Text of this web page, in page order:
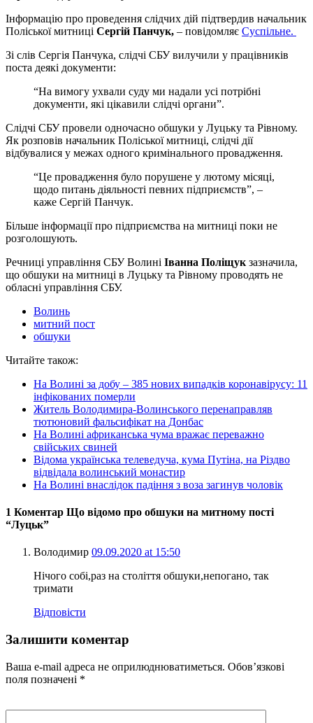
Інформацію про проведення слідчих дій підтвердив начальник
Поліської митниці Сергій Панчук, – повідомляє Суспільне.
Зі слів Сергія Панчука, слідчі СБУ вилучили у працівників
поста деякі документи:
“На вимогу ухвали суду ми надали усі потрібні
документи, які цікавили слідчі органи”.
Слідчі СБУ провели одночасно обшуки у Луцьку та Рівному.
Як розповів начальник Поліської митниці, слідчі дії
відбувалися у межах одного кримінального провадження.
“Це провадження було порушене у лютому місяці,
щодо питань діяльності певних підприємств”, –
каже Сергій Панчук.
Більше інформації про підприємства на митниці поки не
розголошують.
Речниці управління СБУ Волині Іванна Поліщук зазначила,
що обшуки на митниці в Луцьку та Рівному проводять не
обласні управління СБУ.
Волинь
митний пост
обшуки
Читайте також:
На Волині за добу – 385 нових випадків коронавірусу: 11
інфікованих померли
Житель Володимира-Волинського перенаправляв
тютюновий фальсифікат на Донбас
На Волині африканська чума вражає переважно
свійських свиней
Відома українська телеведуча, кума Путіна, на Різдво
відвідала волинський монастир
На Волині внаслідок падіння з воза загинув чоловік
1 Коментар Що відомо про обшуки на митному пості
“Луцьк”
Володимир 09.09.2020 at 15:50
Нічого собі,раз на століття обшуки,непогано, так
тримати
Відповісти
Залишити коментар
Ваша e-mail адреса не оприлюднюватиметься. Обов’язкові
поля позначені *